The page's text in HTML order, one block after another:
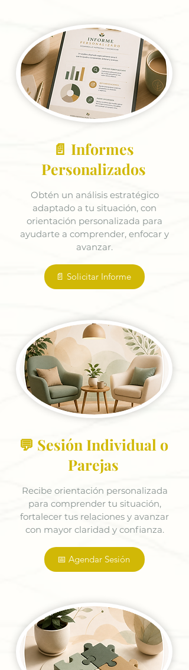
📄 Informes
Personalizados
Obtén un análisis estratégico
adaptado a tu situación, con
orientación personalizada para
ayudarte a comprender, enfocar y
avanzar.
📄 Solicitar Informe
💬 Sesión Individual o
Parejas
Recibe orientación personalizada
para comprender tu situación,
fortalecer tus relaciones y avanzar
con mayor claridad y confianza.
📅 Agendar Sesión